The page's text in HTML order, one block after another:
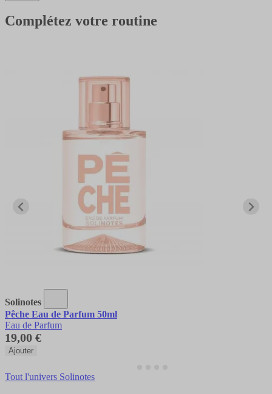
Complétez votre routine
Solinotes
Pêche Eau de Parfum 50ml
Eau de Parfum
19,00 €
Ajouter
Tout l'univers Solinotes